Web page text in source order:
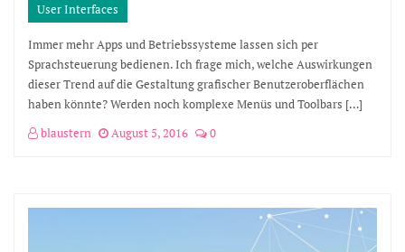
User Interfaces
Immer mehr Apps und Betriebssysteme lassen sich per
Sprachsteuerung bedienen. Ich frage mich, welche Auswirkungen
dieser Trend auf die Gestaltung grafischer Benutzeroberflächen
haben könnte? Werden noch komplexe Menüs und Toolbars […]
blaustern
August 5, 2016 0